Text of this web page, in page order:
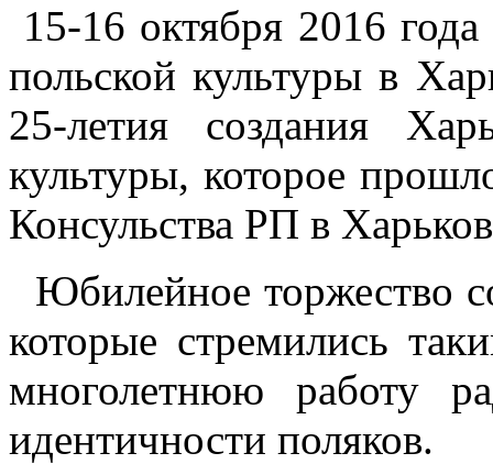
15-16 октября 2016
польской культуры в
25-летия создания
культуры, которое
Консульства РП в
Юбилейное торжество
которые стремились
многолетнюю работу
идентичности поляков.